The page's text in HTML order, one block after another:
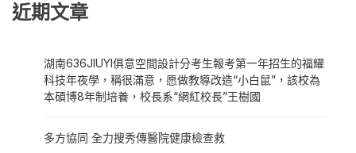
近期文章
湖南636JIUYI俱意空間設計分考生報考第一年招生的福耀
科技年夜學，稱很滿意，愿做教導改造“小白鼠”，該校為
本碩博8年制培養，校長系“網紅校長”王樹國
多方協同 全力搜秀傳醫院健康檢查救